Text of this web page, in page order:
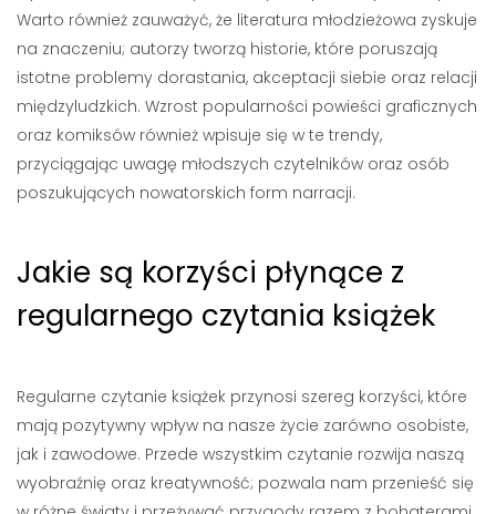
Warto również zauważyć, że literatura młodzieżowa zyskuje
na znaczeniu; autorzy tworzą historie, które poruszają
istotne problemy dorastania, akceptacji siebie oraz relacji
międzyludzkich. Wzrost popularności powieści graficznych
oraz komiksów również wpisuje się w te trendy,
przyciągając uwagę młodszych czytelników oraz osób
poszukujących nowatorskich form narracji.
Jakie są korzyści płynące z
regularnego czytania książek
Regularne czytanie książek przynosi szereg korzyści, które
mają pozytywny wpływ na nasze życie zarówno osobiste,
jak i zawodowe. Przede wszystkim czytanie rozwija naszą
wyobraźnię oraz kreatywność; pozwala nam przenieść się